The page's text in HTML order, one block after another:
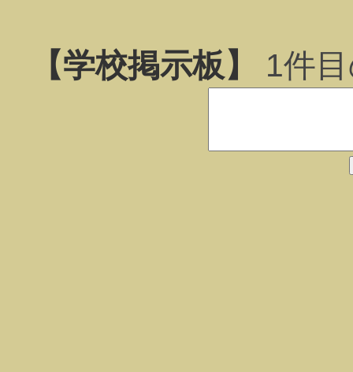
【学校掲示板】 1件